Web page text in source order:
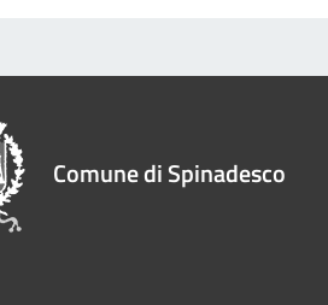
Comune di Spinadesco